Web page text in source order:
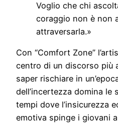
Voglio che chi
coraggio non è non
attraversarla.»
Con “Comfort Zone”
centro di un discorso più
saper rischiare in
dell’incertezza domina le
tempi dove l’insicurezza
emotiva spinge i giovani